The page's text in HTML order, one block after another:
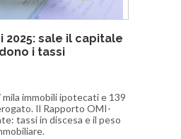
2025: sale il capitale
i tassi
immobili ipotecati e 139
Il Rapporto OMI-
tassi in discesa e il peso